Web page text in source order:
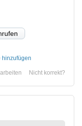
hinzufügen
Nicht korrekt?